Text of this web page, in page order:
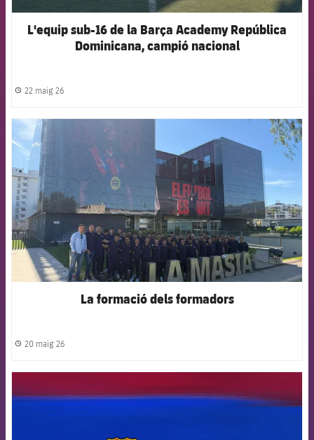
L'equip sub-16 de la Barça Academy República
Dominicana, campió nacional
label.share.clock
22 maig 26
La formació dels formadors
label.share.clock
20 maig 26